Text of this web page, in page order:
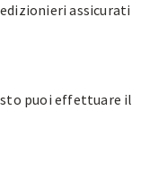
assicurati
puoi effettuare il